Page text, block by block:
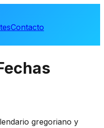
Contacto
gregoriano y